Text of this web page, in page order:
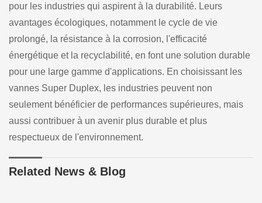
pour les industries qui aspirent à la durabilité. Leurs
avantages écologiques, notamment le cycle de vie
prolongé, la résistance à la corrosion, l'efficacité
énergétique et la recyclabilité, en font une solution durable
pour une large gamme d'applications. En choisissant les
vannes Super Duplex, les industries peuvent non
seulement bénéficier de performances supérieures, mais
aussi contribuer à un avenir plus durable et plus
respectueux de l'environnement.
Related News & Blog